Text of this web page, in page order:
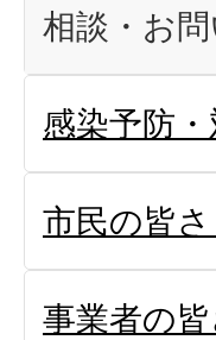
相談・お
感染予防
市民の皆
事業者の